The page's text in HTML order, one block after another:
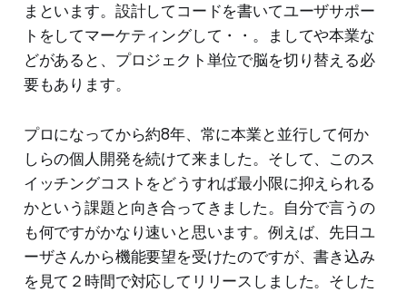
まといます。設計してコードを書いてユーザサポー
トをしてマーケティングして・・。ましてや本業な
どがあると、プロジェクト単位で脳を切り替える必
要もあります。
プロになってから約8年、常に本業と並行して何か
しらの個人開発を続けて来ました。そして、このス
イッチングコストをどうすれば最小限に抑えられる
かという課題と向き合ってきました。自分で言うの
も何ですがかなり速いと思います。例えば、先日ユ
ーザさんから機能要望を受けたのですが、書き込み
を見て２時間で対応してリリースしました。そした